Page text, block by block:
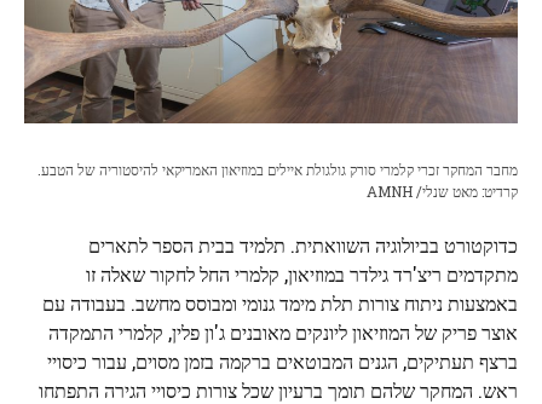
מחבר המחקר זכרי קלמרי סורק גולגולת איילים במוזיאון האמריקאי להיסטוריה של הטבע.
קרדיט: מאט שנלי/ AMNH
כדוקטורט בביולוגיה השוואתית. תלמיד בבית הספר לתארים
מתקדמים ריצ'רד גילדר במוזיאון, קלמרי החל לחקור שאלה זו
באמצעות ניתוח צורות תלת מימד גנומי ומבוסס מחשב. בעבודה עם
אוצר פריק של המוזיאון ליונקים מאובנים ג'ון פלין, קלמרי התמקדה
ברצף תעתיקים, הגנים המבוטאים ברקמה בזמן מסוים, עבור כיסויי
ראש. המחקר שלהם תומך ברעיון שכל צורות כיסויי הגירה התפתחו